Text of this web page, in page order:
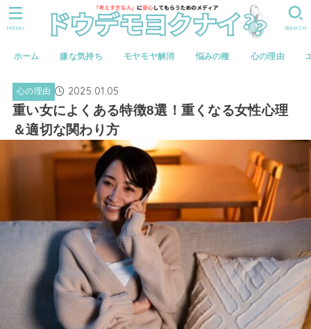
ホーム 嫌な気持ち モヤモヤ解消 悩みの種 心の理由
SEARCH
MENU
心の理由 2025.01.05
重い女によくある特徴8選！重くなる女性心理
＆適切な関わり方